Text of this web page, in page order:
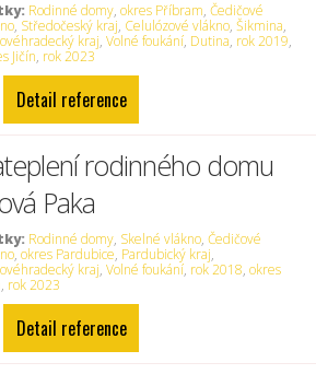
Rodinné domy,okres Příbram,Čedičové
, Středočeský kraj, Celulózové vlákno,Šikmina,
kraj,Volné foukání, Dutina, rok 2019,
Jičín, rok 2023
Detail reference
rodinného domu
Paka
Rodinné domy, Skelné vlákno,Čedičové
,okres Pardubice, Pardubický kraj,
kraj,Volné foukání, rok 2018,okres
, rok 2023
Detail reference